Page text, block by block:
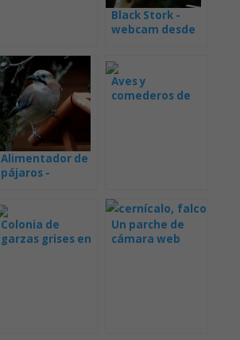
Black Stork -
webcam desde
Alimentador de
pájaros -
Aves y
comederos de
Colonia de
garzas grises en
Un parche de
cámara web